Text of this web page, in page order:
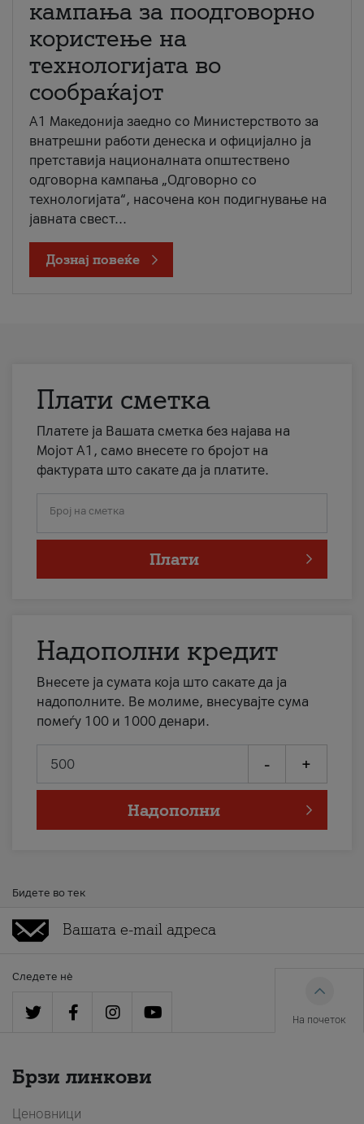
кампања за поодговорно
користење на
технологијата во
сообраќајот
A1 Македонија заедно со Министерството за
внатрешни работи денеска и официјално ја
претставија националната општествено
одговорна кампања „Одговорно со
технологијата“, насочена кон подигнување на
јавната свест...
Дознај повеќе
Плати сметка
Платете ја Вашата сметка без најава на
Мојот А1, само внесете го бројот на
фактурата што сакате да ја платите.
Број на сметка
Плати
Надополни кредит
Внесете ја сумата која што сакате да ја
надополните. Ве молиме, внесувајте сума
помеѓу 100 и 1000 денари.
- +
Надополни
Бидете во тек
Следете нè
На почеток
Брзи линкови
Ценовници